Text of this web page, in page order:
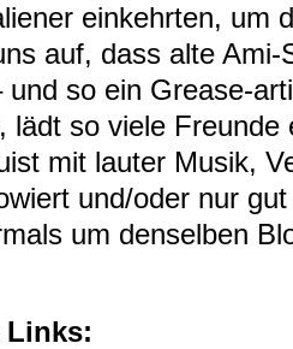
einkehrten, um
auf, dass alte
und so ein Grease-
lädt so viele Freunde
mit lauter Musik,
und/oder nur
um denselben
Links: